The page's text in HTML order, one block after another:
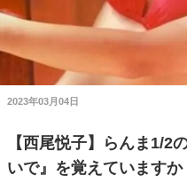
2023年03月04日
【西尾悦子】らんま1/2
いで』を覚えています